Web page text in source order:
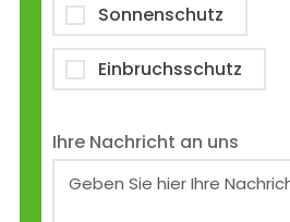
Sonnenschutz
Einbruchsschutz
Ihre Nachricht an uns